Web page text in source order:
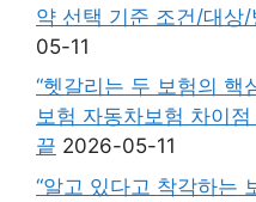
약 선택 기준 조건/대상
05-11
“헷갈리는 두 보험의 핵
보험 자동차보험 차이
끝 2026-05-11
“알고 있다고 착각하는